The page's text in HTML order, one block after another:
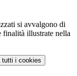
si avvalgono di
finalità illustrate nella
tutti i cookies